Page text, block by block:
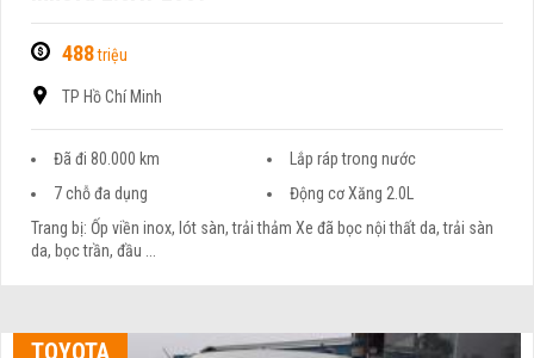
488triệu
TP Hồ Chí Minh
Đã đi 80.000 km
Lắp ráp trong nước
7 chỗ đa dụng
Động cơ Xăng 2.0L
Trang bị: Ốp viền inox, lót sàn, trải thảm Xe đã bọc nội thất da, trải sàn
da, bọc trần, đầu ...
TOYOTA